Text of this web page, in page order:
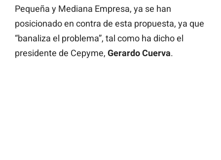
Pequeña y Mediana Empresa, ya se han
posicionado en contra de esta propuesta, ya que
“banaliza el problema”, tal como ha dicho el
presidente de Cepyme, Gerardo Cuerva.